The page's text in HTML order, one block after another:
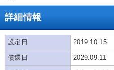
詳細情報
設定日 2019.10.15
償還日 2029.09.11